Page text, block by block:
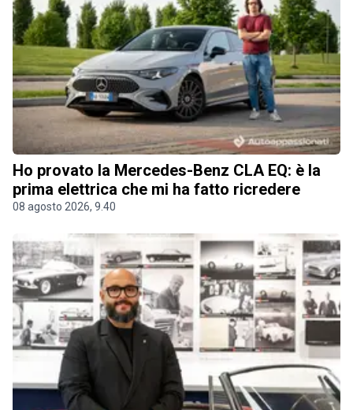
Ho provato la Mercedes-Benz CLA EQ: è la
prima elettrica che mi ha fatto ricredere
08 agosto 2026, 9.40